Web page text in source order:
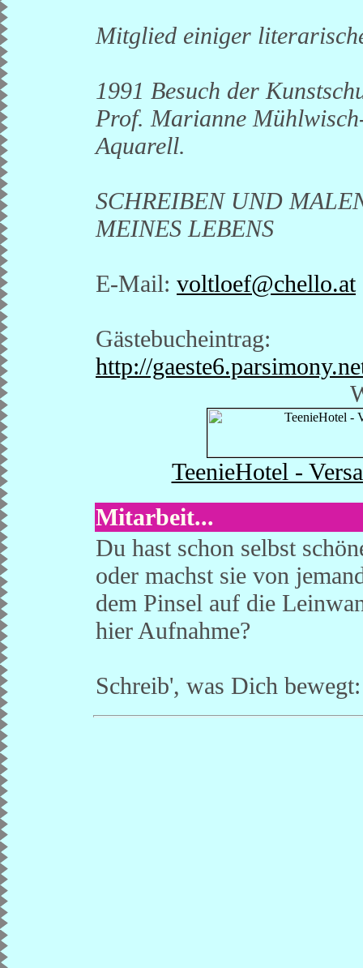
Mitglied einiger
1991 Besuch der
Prof. Marianne
Aquarell.
SCHREIBEN UND
MEINES LEBENS
E-Mail: voltloef@chello.at
Gästebucheintrag:
http://
TeenieHotel -
Mitarbeit...
Du hast schon selbst
oder machst sie von
dem Pinsel auf die
hier Aufnahme?
Schreib', was Dich